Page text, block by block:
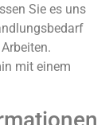
Sie es uns
mit einem